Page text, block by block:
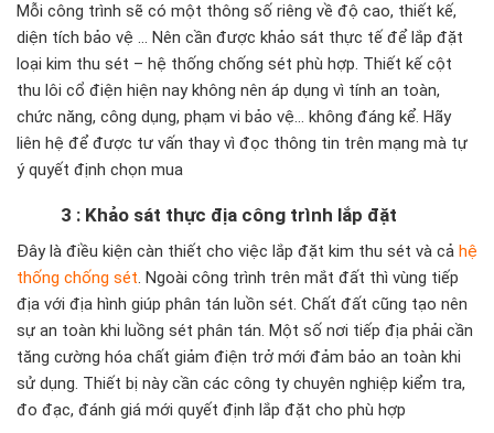
Mỗi công trình sẽ có một thông số riêng về độ cao, thiết kế,
diện tích bảo vệ … Nên cần được khảo sát thực tế để lắp đặt
loại kim thu sét – hệ thống chống sét phù hợp. Thiết kế cột
thu lôi cổ điện hiện nay không nên áp dụng vì tính an toàn,
chức năng, công dụng, phạm vi bảo vệ… không đáng kể. Hãy
liên hệ để được tư vấn thay vì đọc thông tin trên mạng mà tự
ý quyết định chọn mua
3 : Khảo sát thực địa công trình lắp đặt
Đây là điều kiện càn thiết cho việc lắp đặt kim thu sét và cả hệ
thống chống sét. Ngoài công trình trên mắt đất thì vùng tiếp
địa với địa hình giúp phân tán luồn sét. Chất đất cũng tạo nên
sự an toàn khi luồng sét phân tán. Một số nơi tiếp địa phải cần
tăng cường hóa chất giảm điện trở mới đảm bảo an toàn khi
sử dụng. Thiết bị này cần các công ty chuyên nghiệp kiểm tra,
đo đạc, đánh giá mới quyết định lắp đặt cho phù hợp